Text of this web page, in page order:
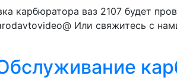
карбюратора ваз 2107 будет
Или свяжитесь с